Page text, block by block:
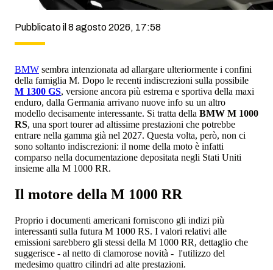
Pubblicato il 8 agosto 2026, 17:58
BMW sembra intenzionata ad allargare ulteriormente i confini
della famiglia M. Dopo le recenti indiscrezioni sulla possibile
M 1300 GS, versione ancora più estrema e sportiva della maxi
enduro, dalla Germania arrivano nuove info su un altro
modello decisamente interessante. Si tratta della BMW M 1000
RS, una sport tourer ad altissime prestazioni che potrebbe
entrare nella gamma già nel 2027. Questa volta, però, non ci
sono soltanto indiscrezioni: il nome della moto è infatti
comparso nella documentazione depositata negli Stati Uniti
insieme alla M 1000 RR.
Il motore della M 1000 RR
Proprio i documenti americani forniscono gli indizi più
interessanti sulla futura M 1000 RS. I valori relativi alle
emissioni sarebbero gli stessi della M 1000 RR, dettaglio che
suggerisce - al netto di clamorose novità - l'utilizzo del
medesimo quattro cilindri ad alte prestazioni.